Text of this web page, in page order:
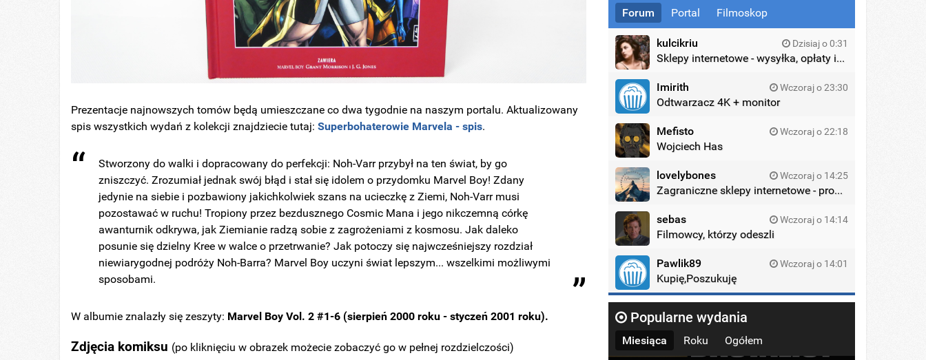
Prezentacje najnowszych tomów będą umieszczane co dwa tygodnie na naszym portalu. Aktualizowany
spis wszystkich wydań z kolekcji znajdziecie tutaj:Superbohaterowie Marvela - spis.
Stworzony do walki i dopracowany do perfekcji: Noh-Varr przybył na ten świat, by go
zniszczyć. Zrozumiał jednak swój błąd i stał się idolem o przydomku Marvel Boy! Zdany
jedynie na siebie i pozbawiony jakichkolwiek szans na ucieczkę z Ziemi, Noh-Varr musi
pozostawać w ruchu! Tropiony przez bezdusznego Cosmic Mana i jego nikczemną córkę
awanturnik odkrywa, jak Ziemianie radzą sobie z zagrożeniami z kosmosu. Jak daleko
posunie się dzielny Kree w walce o przetrwanie? Jak potoczy się najwcześniejszy rozdział
niewiarygodnej podróży Noh-Barra? Marvel Boy uczyni świat lepszym... wszelkimi możliwymi
sposobami.
W albumie znalazły się zeszyty: Marvel Boy Vol. 2 #1-6 (sierpień 2000 roku - styczeń 2001 roku).
Zdjęcia komiksu (po kliknięciu w obrazek możecie zobaczyć go w pełnej rozdzielczości)
Forum Portal Filmoskop
kulcikriu Dzisiaj o 0:31
Sklepy internetowe - wysyłka, opłaty itd.
Imirith Wczoraj o 23:30
Odtwarzacz 4K + monitor
Mefisto Wczoraj o 22:18
Wojciech Has
lovelybones Wczoraj o 14:25
Zagraniczne sklepy internetowe - promocje
sebas Wczoraj o 14:14
Filmowcy, którzy odeszli
Pawlik89 Wczoraj o 14:01
Kupię,Poszukuję
Popularne wydania
Miesiąca Roku Ogółem